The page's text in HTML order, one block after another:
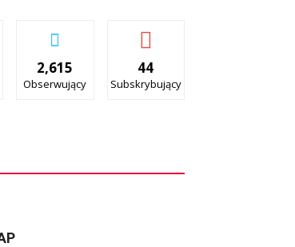
2,615
Obserwujący
44
Subskrybujący